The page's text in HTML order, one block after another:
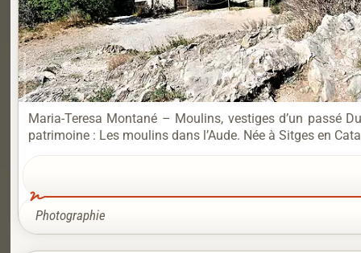
Maria-Teresa Montané – Moulins, vestiges d’un passé
patrimoine : Les moulins dans l’Aude. Née à Sitges en
Photographie